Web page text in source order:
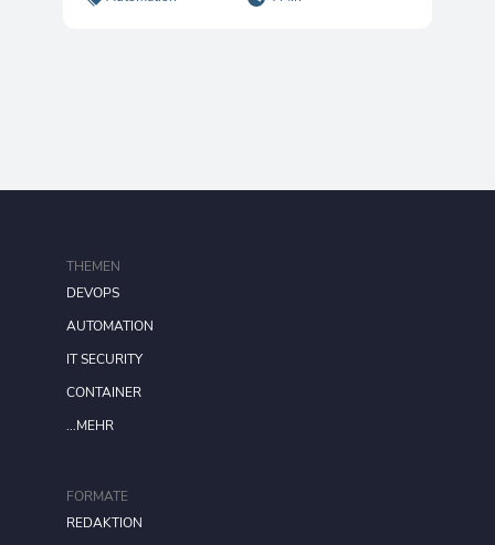
FORMATE
REDAKTION
THEMEN
DEVOPS
AUTOMATION
IT SECURITY
CONTAINER
...MEHR